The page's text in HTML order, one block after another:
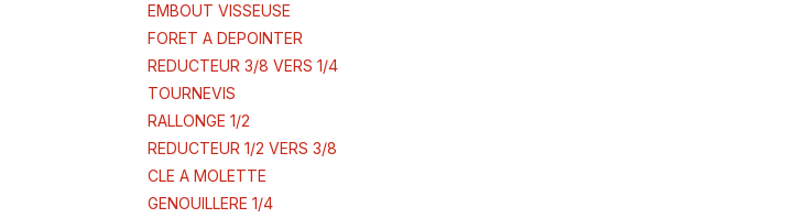
EMBOUT VISSEUSE
FORET A DEPOINTER
REDUCTEUR 3/8 VERS 1/4
TOURNEVIS
RALLONGE 1/2
REDUCTEUR 1/2 VERS 3/8
CLE A MOLETTE
GENOUILLERE 1/4